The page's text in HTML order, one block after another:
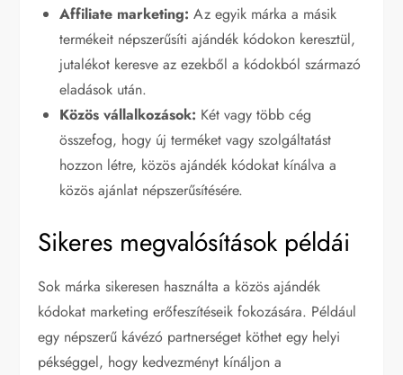
Affiliate marketing: Az egyik márka a másik
termékeit népszerűsíti ajándék kódokon keresztül,
jutalékot keresve az ezekből a kódokból származó
eladások után.
Közös vállalkozások: Két vagy több cég
összefog, hogy új terméket vagy szolgáltatást
hozzon létre, közös ajándék kódokat kínálva a
közös ajánlat népszerűsítésére.
Sikeres megvalósítások példái
Sok márka sikeresen használta a közös ajándék
kódokat marketing erőfeszítéseik fokozására. Például
egy népszerű kávézó partnerséget köthet egy helyi
pékséggel, hogy kedvezményt kínáljon a